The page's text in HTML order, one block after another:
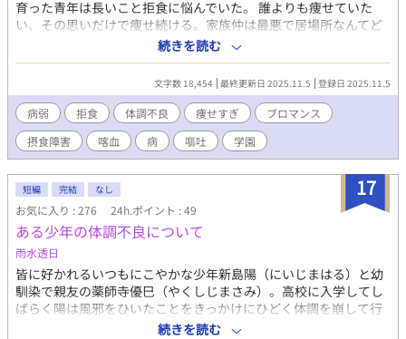
育った青年は長いこと拒食に悩んでいた。 誰よりも痩せていた
い、その思いだけで痩せ続ける。家族仲は最悪で居場所なんてど
こにもなかった。そんな彼をやがて一人の教師が見つける。青年
が特別な存在になれた瞬間だった。 ※体調不良描写があります※
続きを読む
文字数 18,454 最終更新日 2025.11.5 登録日 2025.11.5
病弱 拒食 体調不良 痩せすぎ
ブロマンス
摂食障害
喀血 病 嘔吐 学園
17
短編 完結 なし
お気に入り : 276 24h.ポイント : 49
ある少年の体調不良について
雨水透日
皆に好かれるいつもにこやかな少年新島陽（にいじまはる）と幼
馴染で親友の薬師寺優巳（やくしじまさみ）。高校に入学してし
ばらく陽は風邪をひいたことをきっかけにひどく体調を崩して行
く……。 BLもしくはブロマンス小説。 体調不良描写があります。
続きを読む